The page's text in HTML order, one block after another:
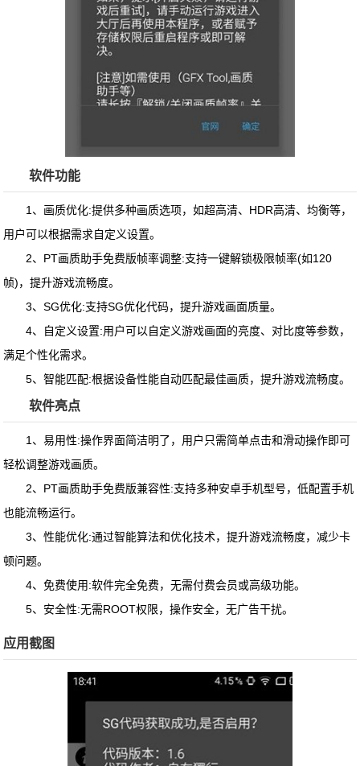
软件功能
1、画质优化:提供多种画质选项，如超高清、HDR高清、均衡等，
用户可以根据需求自定义设置。
2、PT画质助手免费版帧率调整:支持一键解锁极限帧率(如120
帧)，提升游戏流畅度。
3、SG优化:支持SG优化代码，提升游戏画面质量。
4、自定义设置:用户可以自定义游戏画面的亮度、对比度等参数，
满足个性化需求。
5、智能匹配:根据设备性能自动匹配最佳画质，提升游戏流畅度。
软件亮点
1、易用性:操作界面简洁明了，用户只需简单点击和滑动操作即可
轻松调整游戏画质。
2、PT画质助手免费版兼容性:支持多种安卓手机型号，低配置手机
也能流畅运行。
3、性能优化:通过智能算法和优化技术，提升游戏流畅度，减少卡
顿问题。
4、免费使用:软件完全免费，无需付费会员或高级功能。
5、安全性:无需ROOT权限，操作安全，无广告干扰。
应用截图